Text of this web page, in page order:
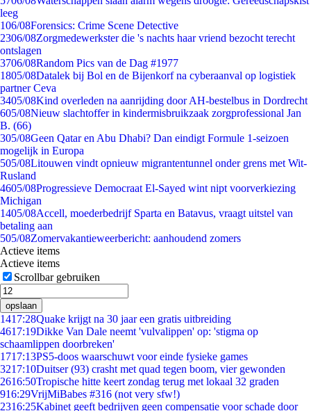
leeg
106/08Forensics: Crime Scene Detective
2306/08Zorgmedewerkster die 's nachts haar vriend bezocht terecht
ontslagen
3706/08Random Pics van de Dag #1977
1805/08Datalek bij Bol en de Bijenkorf na cyberaanval op logistiek
partner Ceva
3405/08Kind overleden na aanrijding door AH-bestelbus in Dordrecht
605/08Nieuw slachtoffer in kindermisbruikzaak zorgprofessional Jan
B. (66)
305/08Geen Qatar en Abu Dhabi? Dan eindigt Formule 1-seizoen
mogelijk in Europa
505/08Litouwen vindt opnieuw migrantentunnel onder grens met Wit-
Rusland
4605/08Progressieve Democraat El-Sayed wint nipt voorverkiezing
Michigan
1405/08Accell, moederbedrijf Sparta en Batavus, vraagt uitstel van
betaling aan
505/08Zomervakantieweerbericht: aanhoudend zomers
Actieve items
Actieve items
Scrollbar gebruiken
opslaan
1417:28Quake krijgt na 30 jaar een gratis uitbreiding
4617:19Dikke Van Dale neemt 'vulvalippen' op: 'stigma op
schaamlippen doorbreken'
1717:13PS5-doos waarschuwt voor einde fysieke games
3217:10Duitser (93) crasht met quad tegen boom, vier gewonden
2616:50Tropische hitte keert zondag terug met lokaal 32 graden
916:29VrijMiBabes #316 (not very sfw!)
2316:25Kabinet geeft bedrijven geen compensatie voor schade door